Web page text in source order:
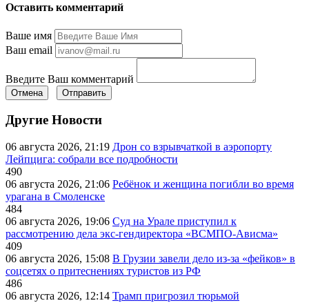
Оставить комментарий
Ваше имя
Ваш email
Введите Ваш комментарий
Отмена Отправить
Другие Новости
06 августа 2026, 21:19 Дрон со взрывчаткой в аэропорту
Лейпцига: собрали все подробности
490
06 августа 2026, 21:06 Ребёнок и женщина погибли во время
урагана в Смоленске
484
06 августа 2026, 19:06 Суд на Урале приступил к
рассмотрению дела экс-гендиректора «ВСМПО-Ависма»
409
06 августа 2026, 15:08 В Грузии завели дело из-за «фейков» в
соцсетях о притеснениях туристов из РФ
486
06 августа 2026, 12:14 Трамп пригрозил тюрьмой